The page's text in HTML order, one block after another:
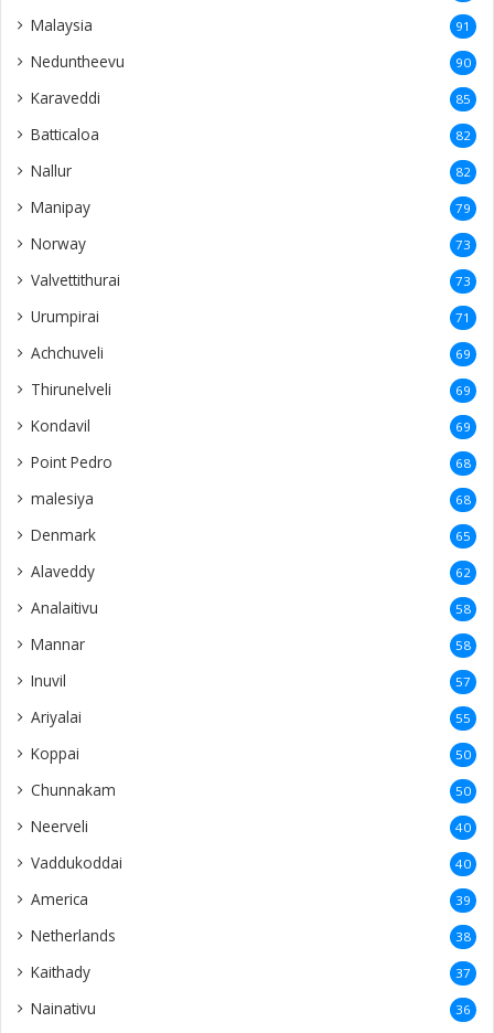
Malaysia 91
Neduntheevu 90
Karaveddi 85
Batticaloa 82
Nallur 82
Manipay 79
Norway 73
Valvettithurai 73
Urumpirai 71
Achchuveli 69
Thirunelveli 69
Kondavil 69
Point Pedro 68
malesiya 68
Denmark 65
Alaveddy 62
Analaitivu 58
Mannar 58
Inuvil 57
Ariyalai 55
Koppai 50
Chunnakam 50
Neerveli 40
Vaddukoddai 40
America 39
Netherlands 38
Kaithady 37
Nainativu 36